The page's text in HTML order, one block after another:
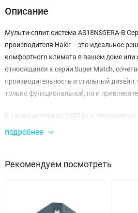
Описание
Мульти-сплит система AS18NS5ERA-B
производителя Haier – это идеальное
комфортного климата в вашем доме или
относящаяся к серии Super Match,
производительность и стильный дизайн,
только функциональной, но и
С охлаждением до 5200 Вт и нагревом до
система подходит для помещений
минимальная мощность охлаждения
высокая производительность,
подробнее
Рекомендуем посмотреть